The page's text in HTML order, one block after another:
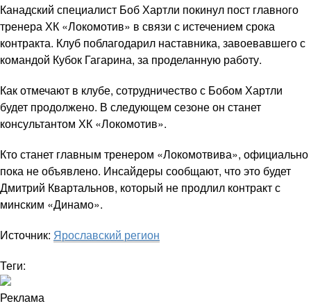
Канадский специалист Боб Хартли покинул пост главного
тренера ХК «Локомотив» в связи с истечением срока
контракта. Клуб поблагодарил наставника, завоевавшего с
командой Кубок Гагарина, за проделанную работу.
Как отмечают в клубе, сотрудничество с Бобом Хартли
будет продолжено. В следующем сезоне он станет
консультантом ХК «Локомотив».
Кто станет главным тренером «Локомотвива», официально
пока не объявлено. Инсайдеры сообщают, что это будет
Дмитрий Квартальнов, который не продлил контракт с
минским «Динамо».
Источник: Ярославский регион
Теги:
Реклама